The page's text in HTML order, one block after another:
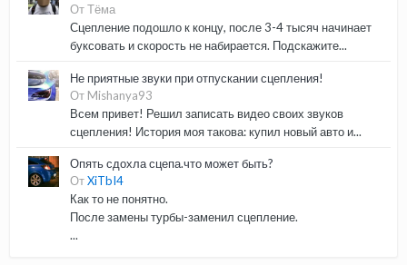
От Тёма
Сцепление подошло к концу, после 3-4 тысяч начинает
буксовать и скорость не набирается. Подскажите...
Не приятные звуки при отпускании сцепления!
От Mishanya93
Всем привет! Решил записать видео своих звуков
сцепления! История моя такова: купил новый авто и...
Опять сдохла сцепа.что может быть?
ОтXiTbI4
Как то не понятно.
После замены турбы-заменил сцепление.
...